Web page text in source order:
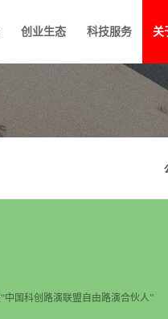
创业生态 科技服务 关
中国科创路演联盟自由路演合伙人”